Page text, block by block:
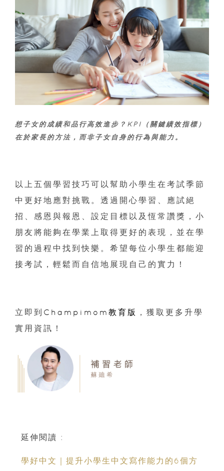
想子女的成績和品行高效進步？KPI（關鍵績效指標）
在於家長的方法，而非子女自身的行為與能力。
以上五個學習技巧可以幫助小學生在考試季節
中更好地應對挑戰。透過開心學習、應試絕
招、感恩與報恩、設定目標以及恆常讚獎，小
朋友將能夠在學業上取得更好的表現，並在學
習的過程中找到快樂。希望每位小學生都能迎
接考試，輕鬆而自信地展現自己的實力！
立即到 Champimom教育版
，獲取更多升學
實用資訊！
延伸閱讀 :
學好中文｜提升小學生中文寫作能力的6個方